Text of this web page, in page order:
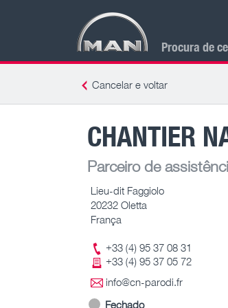
Procura de
Cancelar e voltar
CHANTIER
Parceiro de
Lieu-dit Faggiolo
20232 Oletta
França
+33 (4) 95 37 08 31
+33 (4) 95 37 05 72
info@cn-parodi.fr
Fechado